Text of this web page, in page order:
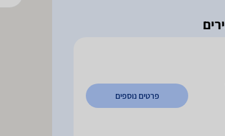
פרטים נוספים